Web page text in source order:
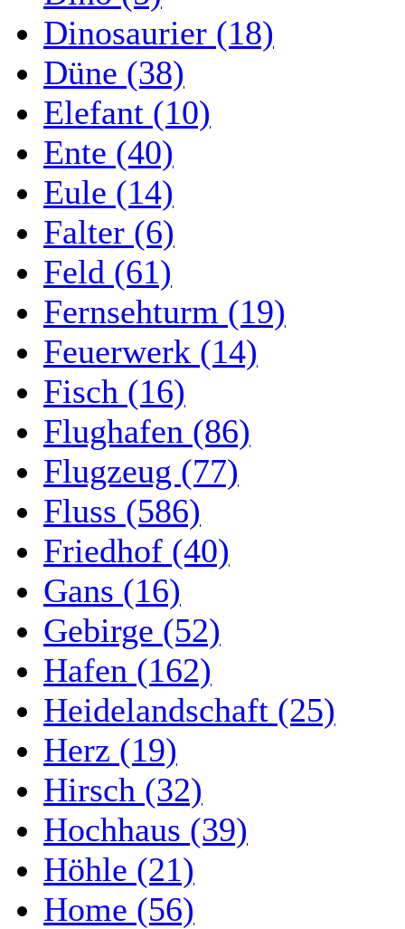
Dinosaurier (18)
Düne (38)
Elefant (10)
Ente (40)
Eule (14)
Falter (6)
Feld (61)
Fernsehturm (19)
Feuerwerk (14)
Fisch (16)
Flughafen (86)
Flugzeug (77)
Fluss (586)
Friedhof (40)
Gans (16)
Gebirge (52)
Hafen (162)
Heidelandschaft (25)
Herz (19)
Hirsch (32)
Hochhaus (39)
Höhle (21)
Home (56)